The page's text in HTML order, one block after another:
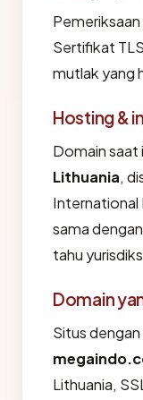
Sertifikat
mutlak yang
Hosting &
Domain saat
Lithuania,
International
sama
tahu
Domain
Situs
Lithuania,